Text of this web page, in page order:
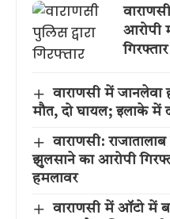
आरोपी
गिरफ्तार
वाराणसी में जानलेवा
मौत, दो घायल; इलाके में
वाराणसी:
झुलसाने का आरोपी
हमलावर
वाराणसी में ऑटो में